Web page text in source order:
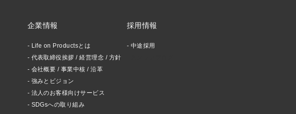
企業情報
Life on Productsとは
代表取締役挨拶 / 経営理念 / 方針
会社概要 / 事業中核 / 沿革
強みとビジョン
法人のお客様向けサービス
SDGsへの取り組み
採用情報
中途採用